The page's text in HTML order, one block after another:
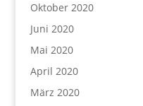
Oktober 2020
Juni 2020
Mai 2020
April 2020
März 2020